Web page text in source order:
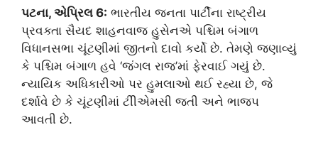
પટના, એપ્રિલ 6: ભારતીય જનતા પાર્ટીના રાષ્ટ્રીય
પ્રવક્તા સૈયદ શાહનવાજ હુસેનએ પશ્ચિમ બંગાળ
વિધાનસભા ચૂંટણીમાં જીતનો દાવો કર્યો છે. તેમણે જણાવ્યું
કે પશ્ચિમ બંગાળ હવે ‘જંગલ રાજ’માં ફેરવાઈ ગયું છે.
ન્યાયિક અધિકારીઓ પર હુમલાઓ થઈ રહ્યા છે, જે
દર્શાવે છે કે ચૂંટણીમાં ટીીએમસી જતી અને ભાજપ
આવતી છે.